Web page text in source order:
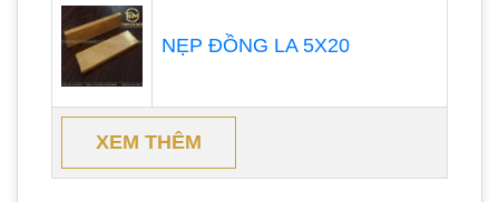
NẸP ĐỒNG LA 5X20
XEM THÊM